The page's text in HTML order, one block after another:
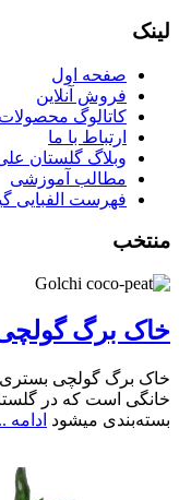
لینک
صفحه اول
فروش آنلاین
کاتالوگ محصولات
ارتباط با ما
وبلاگ گلستان
مطالب آموزشی
فهرست الفبایی
منتخب
خاک برگ
خاک برگ گولچی بستری
خانگی است که در
بسته‌بندی میشود ادامه